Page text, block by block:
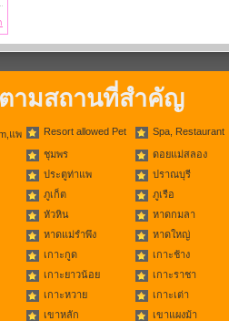
ามสถานที่สำคัญ
แพ Resort allowed Pet Spa, Restaurant
ชุมพร
ดอยแม่สลอง
ประตูท่าแพ
ปราณบุรี
ภูเก็ต
ภูเรือ
หัวหิน
หาดกมลา
หาดแม่รำพึง
หาดใหญ่
เกาะกูด
เกาะช้าง
เกาะยาวน้อย
เกาะราชา
เกาะหวาย
เกาะเต่า
เขาหลัก
เขาแผงม้า